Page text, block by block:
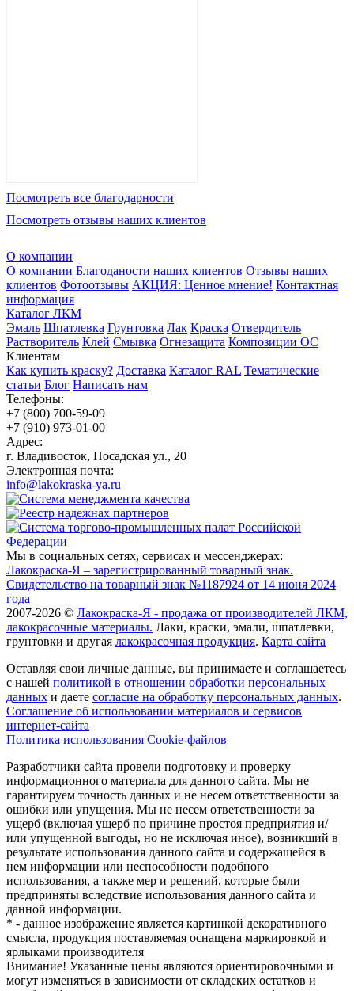
Посмотреть все благодарности
Посмотреть отзывы наших клиентов
О компании
О компании Благоданости наших клиентов Отзывы наших
клиентов Фотоотзывы АКЦИЯ: Ценное мнение! Контактная
информация
Каталог ЛКМ
Эмаль Шпатлевка Грунтовка Лак Краска Отвердитель
Растворитель Клей Смывка Огнезащита Композиции ОС
Клиентам
Как купить краску? Доставка Каталог RAL Тематические
статьи Блог Написать нам
Телефоны:
+7 (800) 700-59-09
+7 (910) 973-01-00
Адрес:
г. Владивосток, Посадская ул., 20
Электронная почта:
info@lakokraska-ya.ru
Мы в социальных сетях, сервисах и мессенджерах:
Лакокраска-Я – зарегистрированный товарный знак.
Свидетельство на товарный знак №1187924 от 14 июня 2024
года
2007-2026 © Лакокраска-Я - продажа от производителей ЛКМ,
лакокрасочные материалы. Лаки, краски, эмали, шпатлевки,
грунтовки и другая лакокрасочная продукция. Карта сайта
Оставляя свои личные данные, вы принимаете и соглашаетесь
с нашей политикой в отношении обработки персональных
данных и даете cогласие на обработку персональных данных.
Соглашение об использовании материалов и сервисов
интернет-сайта
Политика использования Cookie-файлов
Разработчики сайта провели подготовку и проверку
информационного материала для данного сайта. Мы не
гарантируем точность данных и не несем ответственности за
ошибки или упущения. Мы не несем ответственности за
ущерб (включая ущерб по причине простоя предприятия и/
или упущенной выгоды, но не исключая иное), возникший в
результате использования данного сайта и содержащейся в
нем информации или неспособности подобного
использования, а также мер и решений, которые были
предприняты вследствие использования данного сайта и
данной информации.
* - данное изображение является картинкой декоративного
смысла, продукция поставляемая оснащена маркировкой и
ярлыками производителя
Внимание! Указанные цены являются ориентировочными и
могут изменяться в зависимости от складских остатков и